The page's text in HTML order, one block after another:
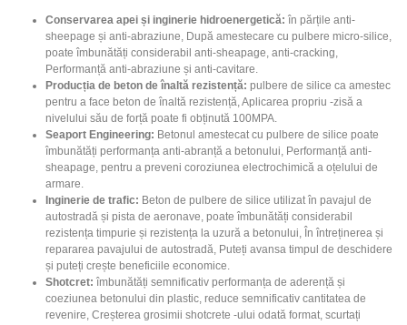
Conservarea apei și inginerie hidroenergetică: în părțile anti-
sheepage și anti-abraziune, După amestecare cu pulbere micro-silice,
poate îmbunătăți considerabil anti-sheapage, anti-cracking,
Performanță anti-abraziune și anti-cavitare.
Producția de beton de înaltă rezistență: pulbere de silice ca amestec
pentru a face beton de înaltă rezistență, Aplicarea propriu -zisă a
nivelului său de forță poate fi obținută 100MPA.
Seaport Engineering: Betonul amestecat cu pulbere de silice poate
îmbunătăți performanța anti-abranță a betonului, Performanță anti-
sheapage, pentru a preveni coroziunea electrochimică a oțelului de
armare.
Inginerie de trafic: Beton de pulbere de silice utilizat în pavajul de
autostradă și pista de aeronave, poate îmbunătăți considerabil
rezistența timpurie și rezistența la uzură a betonului, În întreținerea și
repararea pavajului de autostradă, Puteți avansa timpul de deschidere
și puteți crește beneficiile economice.
Shotcret: îmbunătăți semnificativ performanța de aderență și
coeziunea betonului din plastic, reduce semnificativ cantitatea de
revenire, Creșterea grosimii shotcrete -ului odată format, scurtați